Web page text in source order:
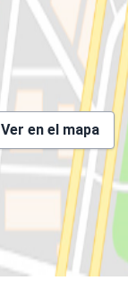
Ver en el mapa